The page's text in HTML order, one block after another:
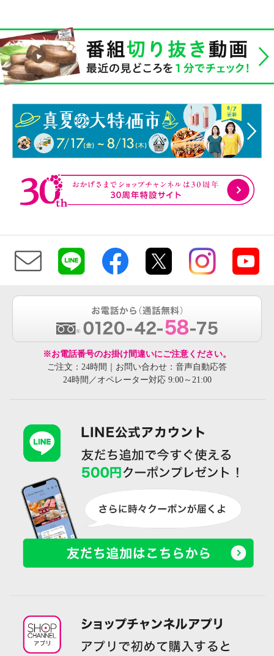
※お電話番号のお掛け間違いにご注意ください。
ご注文：24時間｜お問い合わせ：音声自動応答
24時間／オペレーター対応 9:00～21:00